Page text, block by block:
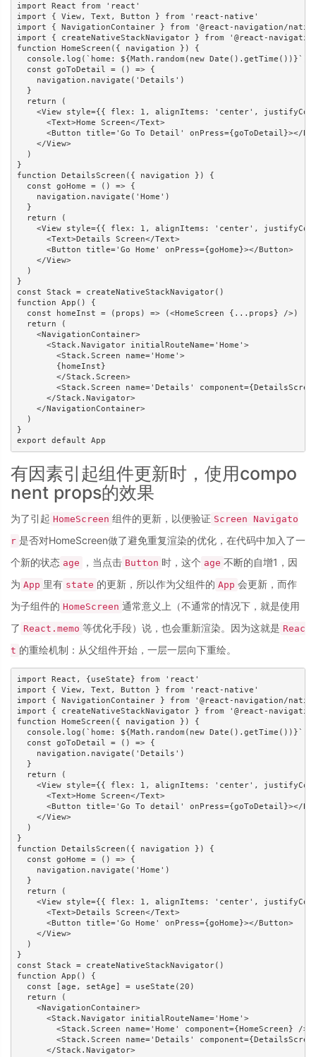
import React from 'react'
import { View, Text, Button } from 'react-native'
import { NavigationContainer } from '@react-navigation/
import { createNativeStackNavigator } from '@react-
function HomeScreen({ navigation }) {
  console.log(`home: ${Math.random(new Date().getTime())}`)
  const goToDetail = () => {
    navigation.navigate('Details')
  }
  return (
<View style={{ flex: 1, alignItems: 'center',
      <Text>Home Screen</Text>
<Button title='Go To Detail' onPress={goToDetail}></
    </View>
  )
}
function DetailsScreen({ navigation }) {
  const goHome = () => {
    navigation.navigate('Home')
  }
  return (
<View style={{ flex: 1, alignItems: 'center',
      <Text>Details Screen</Text>
      <Button title='Go Home' onPress={goHome}></Button>
    </View>
  )
}
const Stack = createNativeStackNavigator()
function App() {
  const homeInst = (props) => (<HomeScreen {...props} />)
  return (
    <NavigationContainer>
      <Stack.Navigator initialRouteName='Home'>
        <Stack.Screen name='Home'>
        {homeInst}
        </Stack.Screen>
<Stack.Screen name='Details'
      </Stack.Navigator>
    </NavigationContainer>
  )
}
有因素引起组件更新时，使用compo
nent props的效果
为了引起 HomeScreen 组件的更新，以便验证 Screen Navigato
r 是否对HomeScreen做了避免重复渲染的优化，在代码中加入了一
个新的状态 age ，当点击 Button 时，这个 age 不断的自增1，因
为 App 里有 state 的更新，所以作为父组件的 App 会更新，而作
为子组件的 HomeScreen 通常意义上（不通常的情况下，就是使用
了 React.memo 等优化手段）说，也会重新渲染。因为这就是 Reac
t 的重绘机制：从父组件开始，一层一层向下重绘。
import React, {useState} from 'react'
import { View, Text, Button } from 'react-native'
import { NavigationContainer } from '@react-navigation/
import { createNativeStackNavigator } from '@react-
function HomeScreen({ navigation }) {
  console.log(`home: ${Math.random(new Date().getTime())}`)
  const goToDetail = () => {
    navigation.navigate('Details')
  }
  return (
<View style={{ flex: 1, alignItems: 'center',
      <Text>Home Screen</Text>
<Button title='Go To detail' onPress={goToDetail}></
    </View>
  )
}
function DetailsScreen({ navigation }) {
  const goHome = () => {
    navigation.navigate('Home')
  }
  return (
<View style={{ flex: 1, alignItems: 'center',
      <Text>Details Screen</Text>
      <Button title='Go Home' onPress={goHome}></Button>
    </View>
  )
}
const Stack = createNativeStackNavigator()
function App() {
  const [age, setAge] = useState(20)
  return (
    <NavigationContainer>
      <Stack.Navigator initialRouteName='Home'>
        <Stack.Screen name='Home' component={HomeScreen} />
<Stack.Screen name='Details'
      </Stack.Navigator>